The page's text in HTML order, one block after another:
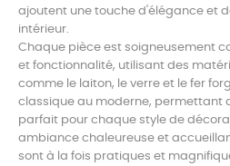
ajoutent une touche d'élégance et
intérieur.
Chaque pièce est soigneusement
et fonctionnalité, utilisant des
comme le laiton, le verre et le fer
classique au moderne, permettant
parfait pour chaque style de
ambiance chaleureuse et
sont à la fois pratiques et